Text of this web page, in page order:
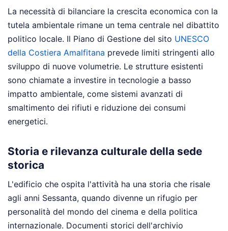
La necessità di bilanciare la crescita economica con la
tutela ambientale rimane un tema centrale nel dibattito
politico locale. Il Piano di Gestione del sito UNESCO
della Costiera Amalfitana prevede limiti stringenti allo
sviluppo di nuove volumetrie. Le strutture esistenti
sono chiamate a investire in tecnologie a basso
impatto ambientale, come sistemi avanzati di
smaltimento dei rifiuti e riduzione dei consumi
energetici.
Storia e rilevanza culturale della sede
storica
L'edificio che ospita l'attività ha una storia che risale
agli anni Sessanta, quando divenne un rifugio per
personalità del mondo del cinema e della politica
internazionale. Documenti storici dell'archivio